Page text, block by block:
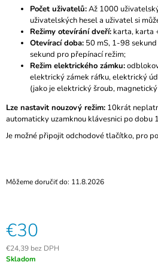
Počet uživatelů:Až 1000
uživatelských hesel a uživatel si
Režimy otevírání dveří: karta, karta
Otevírací doba: 50 mS, 1-98
sekund pro přepínací režim;
Režim elektrického zámku:
elektrický zámek ráfku, elektrický
(jako je elektrický šroub,
Lze nastavit nouzový režim: 10krát
automaticky uzamknou klávesnici po dobu
Je možné připojit odchodové tlačítko, pro
Môžeme doručiť do: 11.8.2026
€30
€24,39 bez DPH
Jednotková
Skladom
EM
125KHZ
€113